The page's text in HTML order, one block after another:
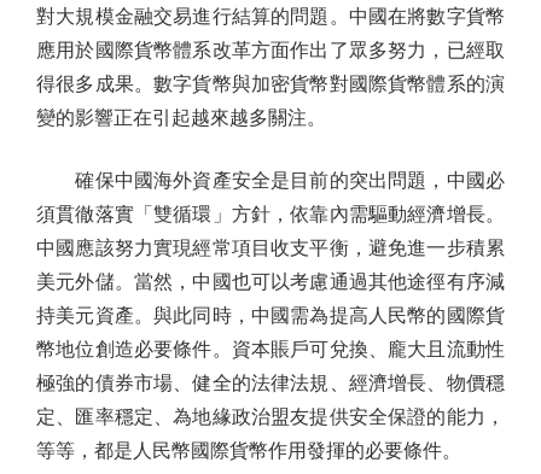
對大規模金融交易進行結算的問題。中國在將數字貨幣
應用於國際貨幣體系改革方面作出了眾多努力，已經取
得很多成果。數字貨幣與加密貨幣對國際貨幣體系的演
變的影響正在引起越來越多關注。
確保中國海外資產安全是目前的突出問題，中國必
須貫徹落實「雙循環」方針，依靠內需驅動經濟增長。
中國應該努力實現經常項目收支平衡，避免進一步積累
美元外儲。當然，中國也可以考慮通過其他途徑有序減
持美元資產。與此同時，中國需為提高人民幣的國際貨
幣地位創造必要條件。資本賬戶可兌換、龐大且流動性
極強的債券市場、健全的法律法規、經濟增長、物價穩
定、匯率穩定、為地緣政治盟友提供安全保證的能力，
等等，都是人民幣國際貨幣作用發揮的必要條件。